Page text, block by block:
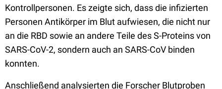
Kontrollpersonen. Es zeigte sich, dass die infizierten
Personen Antikörper im Blut aufwiesen, die nicht nur
an die RBD sowie an andere Teile des S-Proteins von
SARS-CoV-2, sondern auch an SARS-CoV binden
konnten.
Anschließend analysierten die Forscher Blutproben